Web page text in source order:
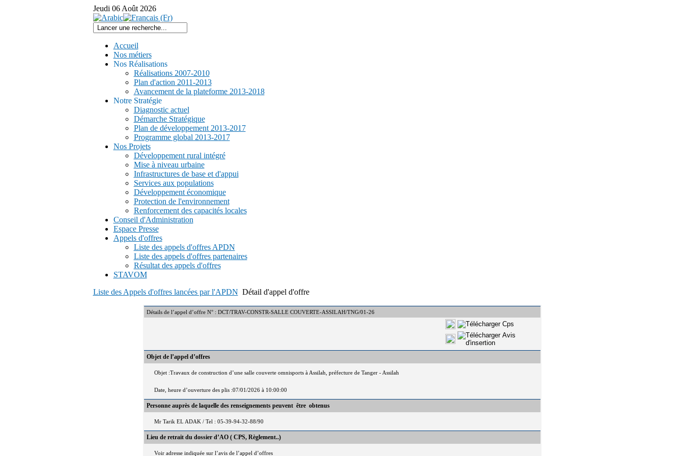
Jeudi 06 Août 2026
Accueil
Nos métiers
Nos Réalisations
Réalisations 2007-2010
Plan d'action 2011-2013
Avancement de la plateforme 2013-2018
Notre Stratégie
Diagnostic actuel
Démarche Stratégique
Plan de développement 2013-2017
Programme global 2013-2017
Nos Projets
Développement rural intégré
Mise à niveau urbaine
Infrastructures de base et d'appui
Services aux populations
Développement économique
Protection de l'environnement
Renforcement des capacités locales
Conseil d'Administration
Espace Presse
Appels d'offres
Liste des appels d'offres APDN
Liste des appels d'offres partenaires
Résultat des appels d'offres
STAVOM
Liste des Appels d'offres lancées par l'APDN Détail d'appel d'offre
Détails de l’appel d’offre N° : DCT/TRAV-CONSTR-SALLE COUVERTE-ASSILAH/TNG/01-26
Objet de l’appel d’offres
Objet :Travaux de construction d’une salle couverte omnisports à Assilah, préfecture de Tanger - Assilah
Date, heure d’ouverture des plis :07/01/2026 à 10:00:00
Personne auprès de laquelle des renseignements peuvent être obtenus
Mr Tarik EL ADAK / Tel : 05-39-94-32-88/90
Lieu de retrait du dossier d’AO ( CPS, Règlement..)
Voir adresse indiquée sur l’avis de l’appel d’offres